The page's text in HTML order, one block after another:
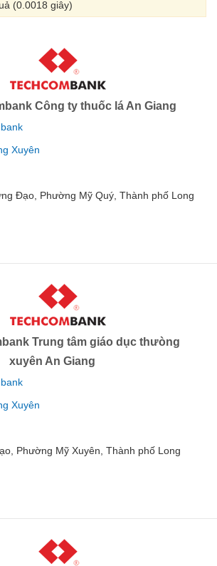
(0.0018 giây)
Công ty thuốc lá An Giang
Xuyên
Đạo, Phường Mỹ Quý, Thành phố Long
Trung tâm giáo dục thưòng
xuyên An Giang
Xuyên
Phường Mỹ Xuyên, Thành phố Long